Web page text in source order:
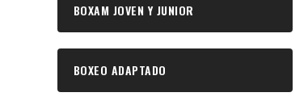
BOXAM JOVEN Y JUNIOR
BOXEO ADAPTADO